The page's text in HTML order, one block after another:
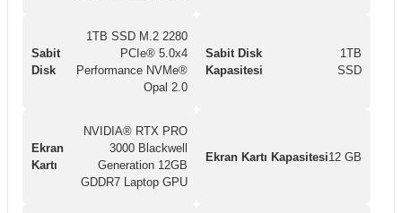
Sabit
Disk
1TB SSD M.2 2280
PCIe® 5.0x4
Performance NVMe®
Opal 2.0
Sabit Disk
Kapasitesi
1TB
SSD
Ekran
Kartı
NVIDIA® RTX PRO
3000 Blackwell
Generation 12GB
GDDR7 Laptop GPU
Ekran Kartı Kapasitesi12 GB